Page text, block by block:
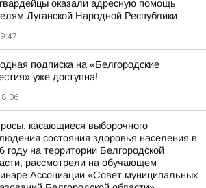
оказали адресную помощь
Луганской Народной Республики
подписка на «Белгородские
уже доступна!
касающиеся выборочного
состояния здоровья населения в
году на территории Белгородской
рассмотрели на обучающем
Ассоциации «Совет муниципальных